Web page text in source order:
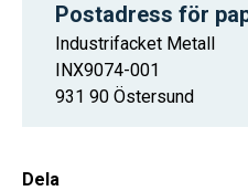
Postadress för
Industrifacket Metall
INX9074-001
931 90 Östersund
Dela